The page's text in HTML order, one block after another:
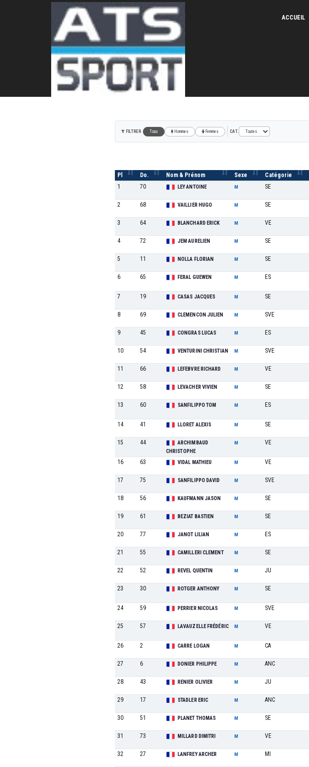
ACCUEIL
Chrono Taillade
CLM (6.6KM - 220MD+)
FILTRER Tous Hommes Femmes CAT.
Pl Do. Nom & Prénom Sexe Catégorie
1
70 LEY ANTOINE M SE
2 68 VAILLIER HUGO M SE
3 64 BLANCHARD ERICK M VE
4 72 JEM AURELIEN M SE
5 11 NOLLA FLORIAN M SE
6 65 FERAL GUEWEN M ES
7 19 CASAS JACQUES M SE
8 69 CLEMENCON JULIEN M SVE
9 45 CONGRAS LUCAS M ES
10 54 VENTURINI CHRISTIAN M SVE
11 66 LEFEBVRE RICHARD M VE
12 58 LEVACHER VIVIEN M SE
13 60 SANFILIPPO TOM M ES
14 41 LLORET ALEXIS M SE
15 44
ARCHIMBAUD
CHRISTOPHE
M VE
16 63 VIDAL MATHIEU M VE
17 75 SANFILIPPO DAVID M SVE
18 56 KAUFMANN JASON M SE
19 61 BEZIAT BASTIEN M SE
20 77 JANOT LILIAN M ES
21 55 CAMILLERI CLEMENT M SE
22 52 REVEL QUENTIN M JU
23 30 ROTGER ANTHONY M SE
24 59 PERRIER NICOLAS M SVE
25 57 LAVAUZELLE FRÉDÉRIC M VE
26 2 CARRE LOGAN M CA
27 6 DONIER PHILIPPE M ANC
28 43 RENIER OLIVIER M JU
29 17 STADLER ERIC M ANC
30 51 PLANET THOMAS M SE
31 73 MILLARD DIMITRI M VE
32 27 LANFREY ARCHER M MI